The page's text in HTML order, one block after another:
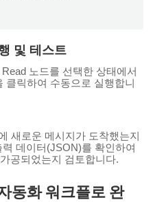
및 테스트
노드를 선택한 상태에서
클릭하여 수동으로 실행합니
새로운 메시지가 도착했는지
데이터(JSON)를 확인하여
공되었는지 검토합니다.
동화 워크플로 완